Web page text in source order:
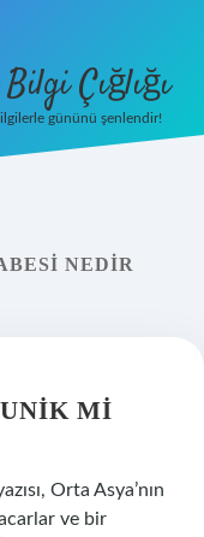
Çığlığı
gününü şenlendir!
NEDIR
MI
Orta Asya’nın
ve bir